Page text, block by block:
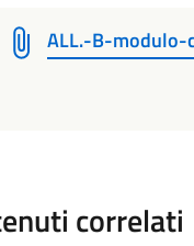
ALL.-B-modulo-
correlati